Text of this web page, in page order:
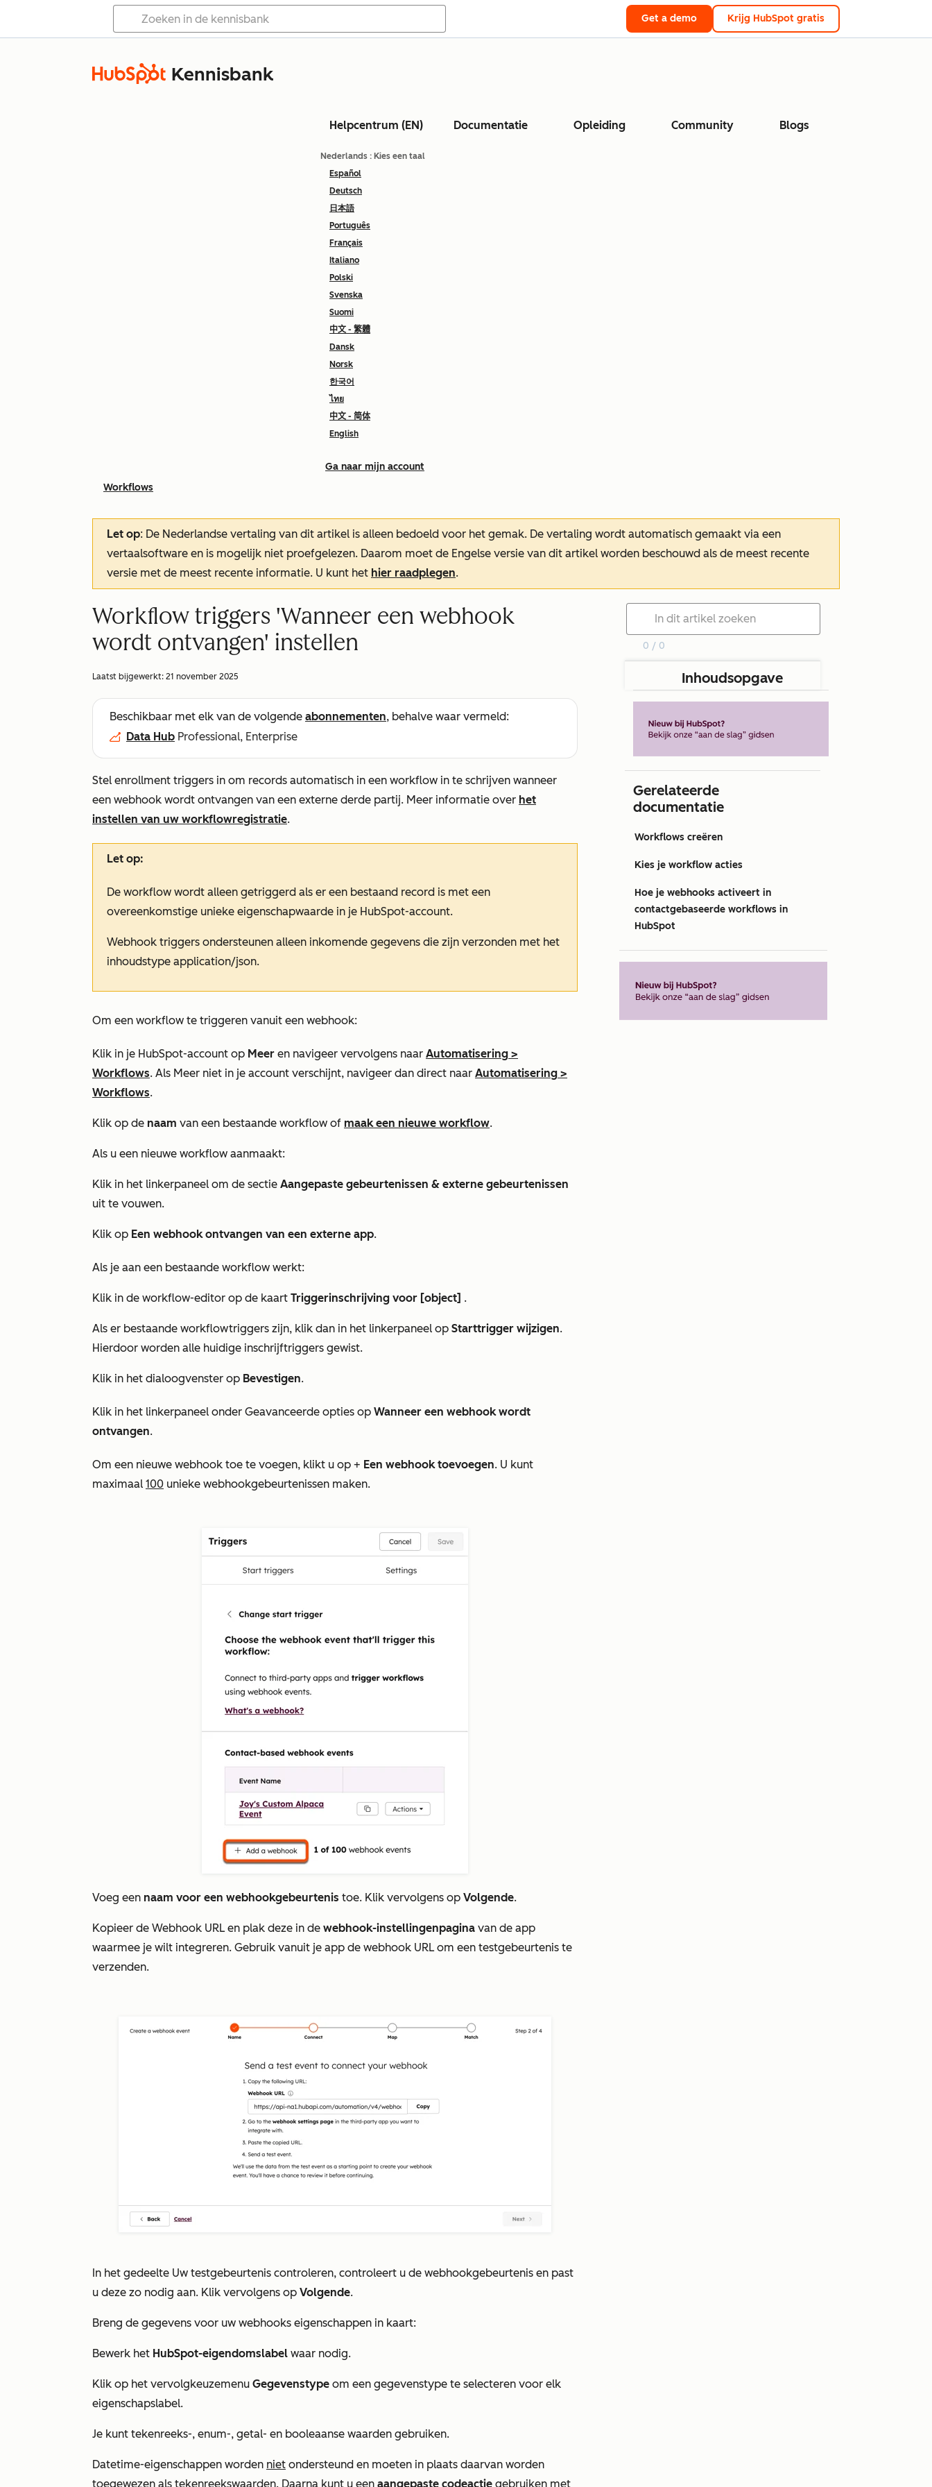
Get a demo Krijg HubSpot gratis
Kennisbank
Helpcentrum (EN) Documentatie Opleiding Community Blogs
Nederlands : Kies een taal
Español
Deutsch
日本語
Português
Français
Italiano
Polski
Svenska
Suomi
中文 - 繁體
Dansk
Norsk
한국어
ไทย
中文 - 简体
English
Ga naar mijn account
Workflows
Let op: De Nederlandse vertaling van dit artikel is alleen bedoeld voor het gemak. De vertaling wordt automatisch gemaakt via een
vertaalsoftware en is mogelijk niet proefgelezen. Daarom moet de Engelse versie van dit artikel worden beschouwd als de meest recente
versie met de meest recente informatie. U kunt het hier raadplegen.
Workflow triggers 'Wanneer een webhook
wordt ontvangen' instellen
Laatst bijgewerkt: 21 november 2025
Beschikbaar met elk van de volgende abonnementen, behalve waar vermeld:
Data Hub Professional, Enterprise
Stel enrollment triggers in om records automatisch in een workflow in te schrijven wanneer
een webhook wordt ontvangen van een externe derde partij. Meer informatie over het
instellen van uw workflowregistratie.
Let op:
De workflow wordt alleen getriggerd als er een bestaand record is met een
overeenkomstige unieke eigenschapwaarde in je HubSpot-account.
Webhook triggers ondersteunen alleen inkomende gegevens die zijn verzonden met het
inhoudstype application/json.
Om een workflow te triggeren vanuit een webhook:
Klik in je HubSpot-account op Meer en navigeer vervolgens naar Automatisering >
Workflows. Als Meer niet in je account verschijnt, navigeer dan direct naar Automatisering >
Workflows.
Klik op de naam van een bestaande workflow of maak een nieuwe workflow.
Als u een nieuwe workflow aanmaakt:
Klik in het linkerpaneel om de sectie Aangepaste gebeurtenissen & externe gebeurtenissen
uit te vouwen.
Klik op Een webhook ontvangen van een externe app.
Als je aan een bestaande workflow werkt:
Klik in de workflow-editor op de kaart Triggerinschrijving voor [object] .
Als er bestaande workflowtriggers zijn, klik dan in het linkerpaneel op Starttrigger wijzigen.
Hierdoor worden alle huidige inschrijftriggers gewist.
Klik in het dialoogvenster op Bevestigen.
Klik in het linkerpaneel onder Geavanceerde opties op Wanneer een webhook wordt
ontvangen.
Om een nieuwe webhook toe te voegen, klikt u op + Een webhook toevoegen. U kunt
maximaal 100 unieke webhookgebeurtenissen maken.
Voeg een naam voor een webhookgebeurtenis toe. Klik vervolgens op Volgende.
Kopieer de Webhook URL en plak deze in de webhook-instellingenpagina van de app
waarmee je wilt integreren. Gebruik vanuit je app de webhook URL om een testgebeurtenis te
verzenden.
In het gedeelte Uw testgebeurtenis controleren, controleert u de webhookgebeurtenis en past
u deze zo nodig aan. Klik vervolgens op Volgende.
Breng de gegevens voor uw webhooks eigenschappen in kaart:
Bewerk het HubSpot-eigendomslabel waar nodig.
Klik op het vervolgkeuzemenu Gegevenstype om een gegevenstype te selecteren voor elk
eigenschapslabel.
Je kunt tekenreeks-, enum-, getal- en booleaanse waarden gebruiken.
Datetime-eigenschappen worden niet ondersteund en moeten in plaats daarvan worden
toegewezen als tekenreekswaarden. Daarna kunt u een aangepaste codeactie gebruiken met
0 / 0
Inhoudsopgave
Gerelateerde
documentatie
Workflows creëren
Kies je workflow acties
Hoe je webhooks activeert in
contactgebaseerde workflows in
HubSpot